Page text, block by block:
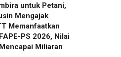
untuk Petani,
Mengajak
Memanfaatkan
PS 2026, Nilai
Miliaran